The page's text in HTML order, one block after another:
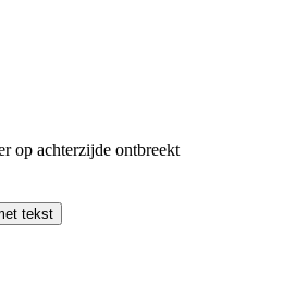
op achterzijde ontbreekt
tekst